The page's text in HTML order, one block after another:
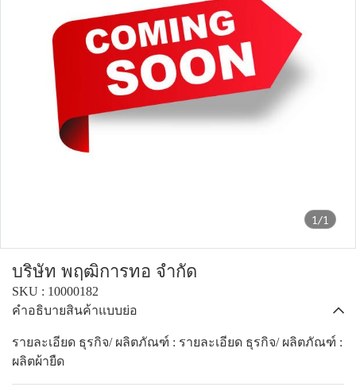
1/1
บริษัท พฤฒิการทอ จำกัด
SKU : 10000182
คำอธิบายสินค้าแบบย่อ
รายละเอียด ธุรกิจ/ ผลิตภัณฑ์ : รายละเอียด ธุรกิจ/ ผลิตภัณฑ์ :
ผลิตผ้ายืด